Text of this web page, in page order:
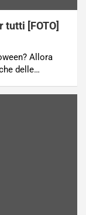
[FOTO]
Allora
delle…